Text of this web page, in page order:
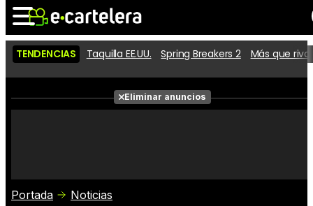
Noticias Cartelera
Películas
Críticas
TENDENCIAS Taquilla EE.UU. Spring Breakers 2 Más que
Eliminar anuncios
Portada Noticias